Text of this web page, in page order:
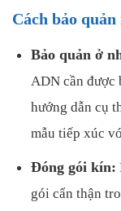
Cách bảo quản
Bảo quản ở
ADN cần được
hướng dẫn cụ
mẫu tiếp xúc
Đóng gói kín:
gói cẩn thận